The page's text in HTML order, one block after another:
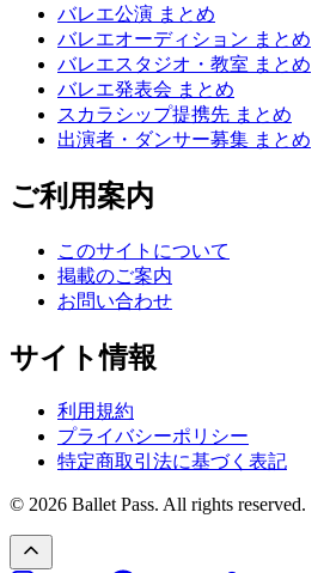
バレエ公演 まとめ
バレエオーディション まとめ
バレエスタジオ・教室 まとめ
バレエ発表会 まとめ
スカラシップ提携先 まとめ
出演者・ダンサー募集 まとめ
ご利用案内
このサイトについて
掲載のご案内
お問い合わせ
サイト情報
利用規約
プライバシーポリシー
特定商取引法に基づく表記
© 2026 Ballet Pass. All rights reserved.